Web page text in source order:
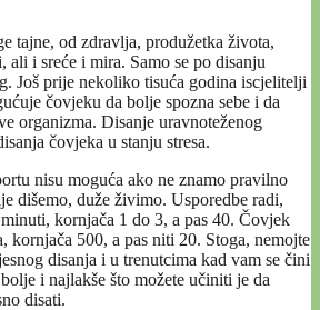
tajne, od zdravlja, produžetka života,
ali i sreće i mira. Samo se po disanju
Još prije nekoliko tisuća godina iscjelitelji
čovjeku da bolje spozna sebe i da
organizma. Disanje uravnoteženog
čovjeka u stanju stresa.
nisu moguća ako ne znamo pravilno
dišemo, duže živimo. Usporedbe radi,
kornjača 1 do 3, a pas 40. Čovjek
kornjača 500, a pas niti 20. Stoga, nemojte
disanja i u trenutcima kad vam se čini
i najlakše što možete učiniti je da
disati.